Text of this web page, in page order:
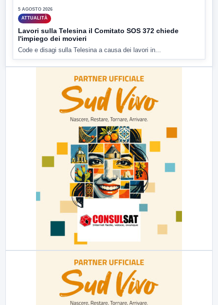
5 AGOSTO 2026
ATTUALITÀ
Lavori sulla Telesina il Comitato SOS 372 chiede
l'impiego dei movieri
Code e disagi sulla Telesina a causa dei lavori in...